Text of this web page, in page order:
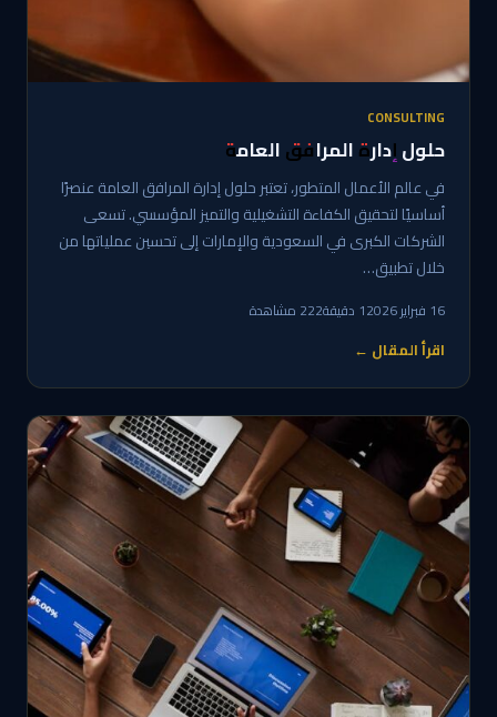
CONSULTING
حلول إدارة المرافق العامة
في عالم الأعمال المتطور، تعتبر حلول إدارة المرافق العامة عنصرًا
أساسيًا لتحقيق الكفاءة التشغيلية والتميز المؤسسي. تسعى
الشركات الكبرى في السعودية والإمارات إلى تحسين عملياتها من
خلال تطبيق…
16 فبراير 2026 1 دقيقة 222 مشاهدة
اقرأ المقال ←